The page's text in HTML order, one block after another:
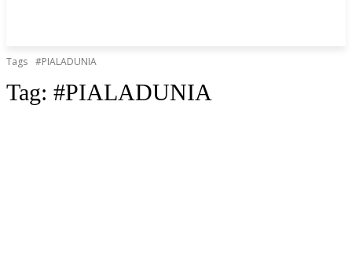
Tags #PIALADUNIA
Tag: #PIALADUNIA